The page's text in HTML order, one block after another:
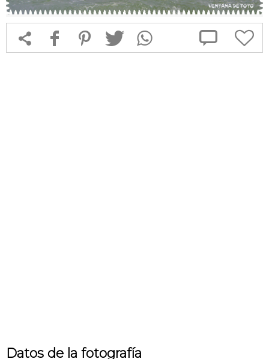
 f 1 T  
Datos de la fotografía